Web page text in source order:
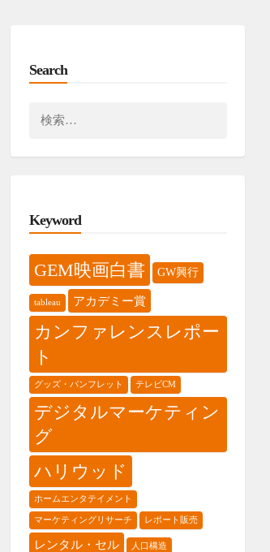
Search
Keyword
GEM映画白書 GW興行
tableau アカデミー賞
カンファレンスレポー
ト
グッズ・パンフレット テレビCM
デジタルマーケティン
グ
ハリウッド
ホームエンタテイメント
マーケティングリサーチ レポート販売
レンタル・セル 人口構造